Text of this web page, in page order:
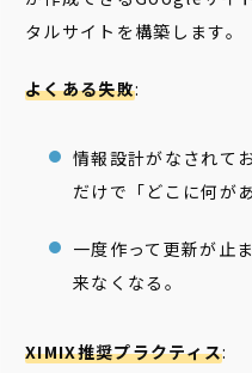
タルサイトを構築します。
よくある失敗:
情報設計がなされて
だけで「どこに何が
一度作って更新が止
来なくなる。
XIMIX推奨プラクティス: